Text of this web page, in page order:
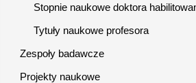
Stopnie naukowe doktora
Tytuły naukowe profesora
Zespoły badawcze
Projekty naukowe